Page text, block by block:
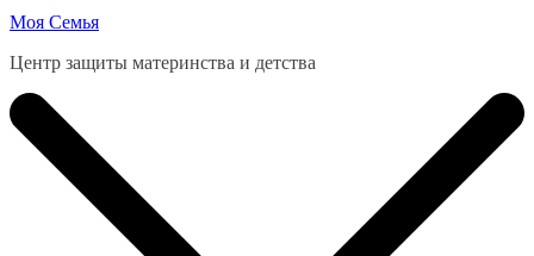
Моя Семья
Центр защиты материнства и детства